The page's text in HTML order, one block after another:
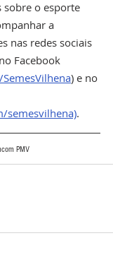
sobre o esporte
a
nas redes sociais
Facebook
) e no
semesvilhena).
PMV